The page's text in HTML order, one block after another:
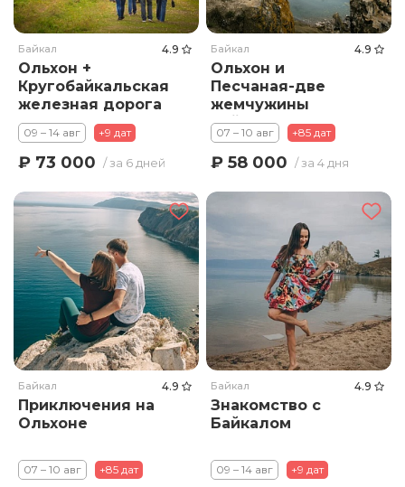
Байкал 4.9
Ольхон +
Кругобайкальская
железная дорога
09 – 14 авг +9 дат
₽ 73 000 / за 6 дней
Байкал 4.9
Ольхон и
Песчаная-две
жемчужины
Байкала
07 – 10 авг +85 дат
₽ 58 000 / за 4 дня
Байкал 4.9
Приключения на
Ольхоне
07 – 10 авг +85 дат
Байкал 4.9
Знакомство с
Байкалом
09 – 14 авг +9 дат